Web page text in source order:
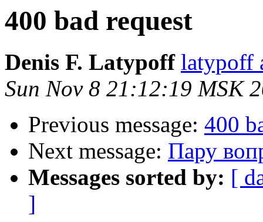
400 bad request
Denis F. Latypoff latypoff
Sun Nov 8 21:12:19 MSK
Previous message: 400
Next message: Пару
Messages sorted by: [
]